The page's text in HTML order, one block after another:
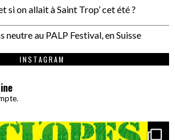
si on allait à Saint Trop’ cet été ?
neutre au PALP Festival, en Suisse
INSTAGRAM